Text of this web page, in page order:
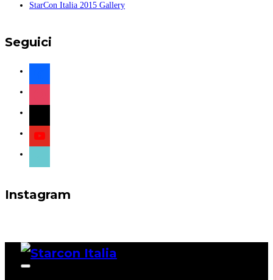
StarCon Italia 2015 Gallery
Seguici
youtube
Instagram
Apri/chiudi